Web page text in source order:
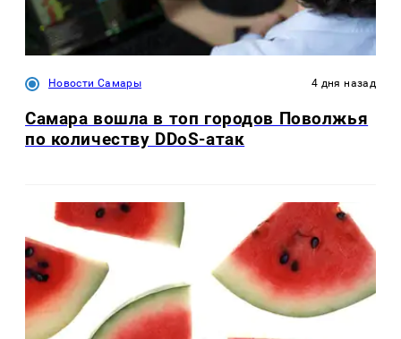
Новости Самары 4 дня назад
Самара вошла в топ городов Поволжья
по количеству DDoS-атак